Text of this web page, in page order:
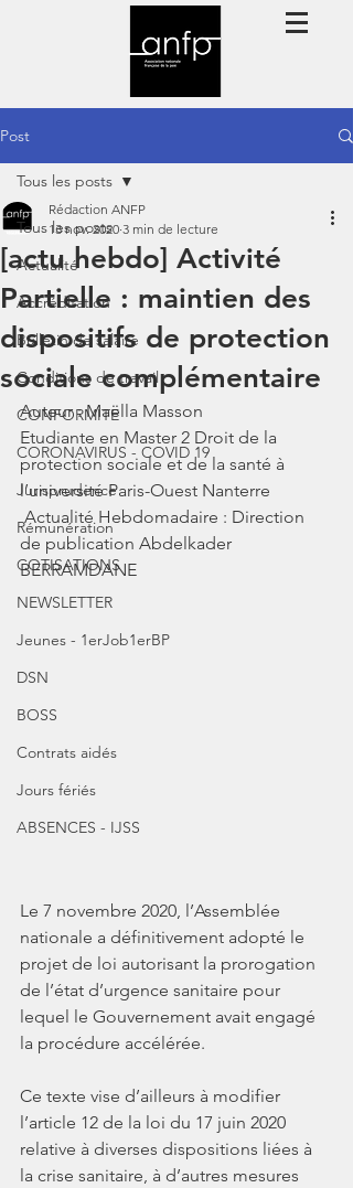
Post
Tous les posts
Actualité
Accréditation
Bulletin de salaire
Conditions de travail
CONFORMITE
CORONAVIRUS - COVID 19
Jurisprudence
Rémunération
COTISATIONS
NEWSLETTER
Jeunes - 1erJob1erBP
DSN
BOSS
Contrats aidés
Jours fériés
ABSENCES - IJSS
Tous les posts
[actu hebdo] Activité
Partielle : maintien des
dispositifs de protection
sociale complémentaire
Rédaction ANFP
13 nov. 2020 3 min de lecture
Auteur : Maëlla Masson
Etudiante en Master 2 Droit de la
protection sociale et de la santé à
l’université Paris-Ouest Nanterre
Actualité Hebdomadaire : Direction
de publication Abdelkader
BERRAMDANE
Le 7 novembre 2020, l’Assemblée
nationale a définitivement adopté le
projet de loi autorisant la prorogation
de l’état d’urgence sanitaire pour
lequel le Gouvernement avait engagé
la procédure accélérée.
Ce texte vise d’ailleurs à modifier
l’article 12 de la loi du 17 juin 2020
relative à diverses dispositions liées à
la crise sanitaire, à d’autres mesures